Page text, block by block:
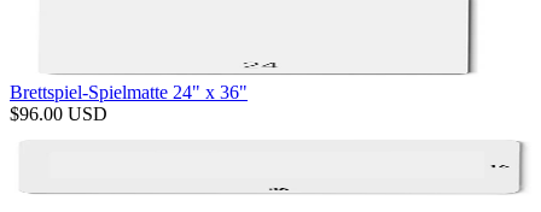
Brettspiel-Spielmatte 24" x 36"
$96.00 USD